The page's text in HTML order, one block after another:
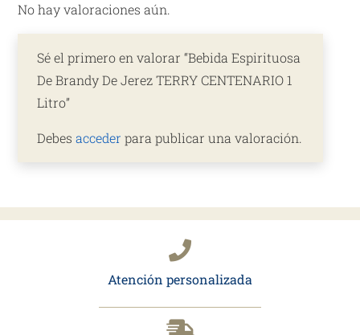
No hay valoraciones aún.
Sé el primero en valorar “Bebida Espirituosa
De Brandy De Jerez TERRY CENTENARIO 1
Litro”
Debesacceder para publicar una valoración.
Atención personalizada